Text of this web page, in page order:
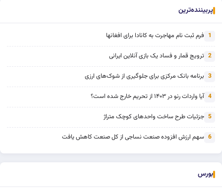
پربیننده‌ترین
1 فرم ثبت نام مهاجرت به کانادا برای افغانها
2 ترویج قمار و فساد یک بازی آنلاین ایرانی
3 برنامه بانک مرکزی برای جلوگیری از شوک‌های ارزی
4 آیا واردات رنو در ۱۴۰۳ از تحریم خارج شده است؟
5 جزئیات طرح ساخت واحدهای کوچک متراژ
6 سهم ارزش افزوده صنعت نساجی از کل صنعت کاهش یافت
بورس